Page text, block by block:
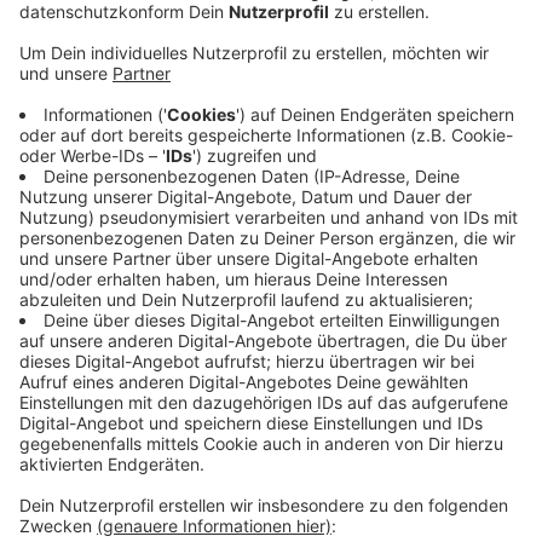
Veröffentlicht:Donnerstag, 22.04.2021 13:49
Als einer DER Familien-Stadtteile gilt eigentlich
Schlebusch – mit knapp 3.800 leben hier in absoluten
Zahlen zwar auch die meisten Kinder. Anteilig sind es
aber nur 14 Prozent – und damit sogar weniger als im
stadtweiten Durchschnitt. Dafür leben in Schlebusch
aber die meisten Senioren. Mehr als jeder vierte
Schlebuscher ist über 65 Jahre. Die meisten
Leverkusener im Ausbildungs- und Studenten-Alter
leben in Wiesdorf und Küppersteg. Hier beträgt der
Anteil 10 Prozent. Beide Stadtteile sind relativ gut an
die öffentlichen Verkehrsmittel angebunden.
Anzeige